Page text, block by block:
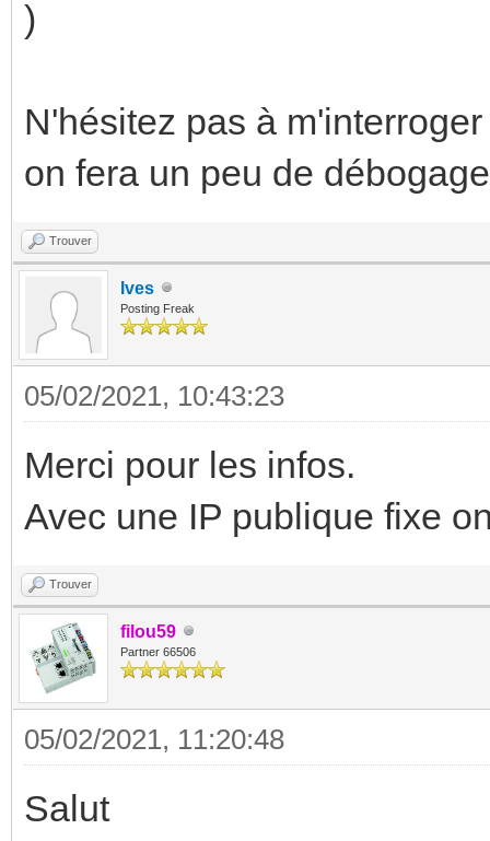
)
N'hésitez pas à
on fera un peu de
Trouver
Ives
Posting Freak
05/02/2021, 10:43:23
Merci pour les infos.
Avec une IP publique fixe
Trouver
filou59
Partner 66506
05/02/2021, 11:20:48
Salut